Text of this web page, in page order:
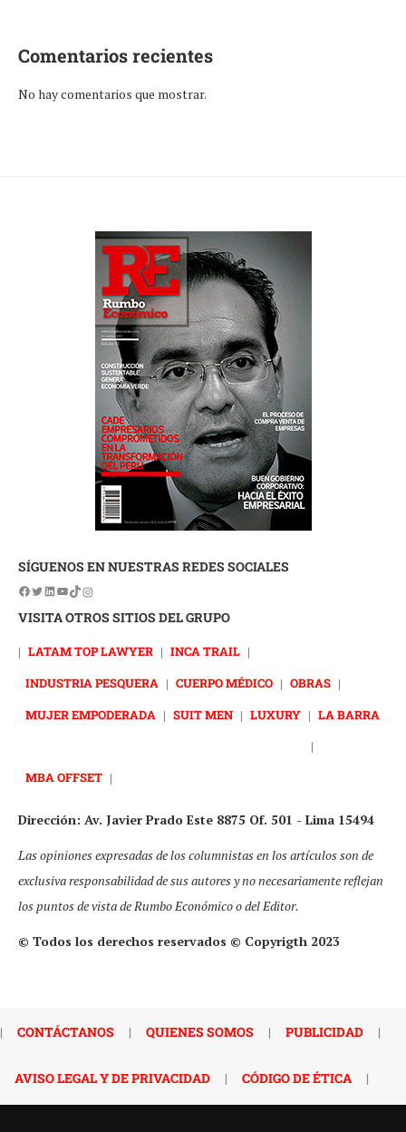
Comentarios recientes
No hay comentarios que mostrar.
SÍGUENOS EN NUESTRAS REDES SOCIALES
VISITA OTROS SITIOS DEL GRUPO
| LATAM TOP LAWYER | INCA TRAIL |
INDUSTRIA PESQUERA | CUERPO MÉDICO | OBRAS |
MUJER EMPODERADA | SUIT MEN | LUXURY | LA BARRA
|
MBA OFFSET |
Dirección: Av. Javier Prado Este 8875 Of. 501 - Lima 15494
Las opiniones expresadas de los columnistas en los artículos son de
exclusiva responsabilidad de sus autores y no necesariamente reflejan
los puntos de vista de Rumbo Económico o del Editor.
© Todos los derechos reservados © Copyrigth 2023
| CONTÁCTANOS | QUIENES SOMOS | PUBLICIDAD |
AVISO LEGAL Y DE PRIVACIDAD | CÓDIGO DE ÉTICA |